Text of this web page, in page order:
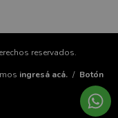
reservados.
ingresá acá. / Botón